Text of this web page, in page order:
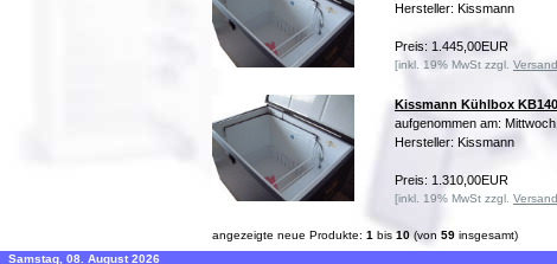
Hersteller: Kissmann
Preis: 1.445,00EUR
[inkl. 19% MwSt zzgl.
Kissmann Kühlbox
aufgenommen am:
Hersteller: Kissmann
Preis: 1.310,00EUR
[inkl. 19% MwSt zzgl.
angezeigte neue Produkte: 1 bis 10 (von 59 insgesamt)
Samstag, 08. August 2026